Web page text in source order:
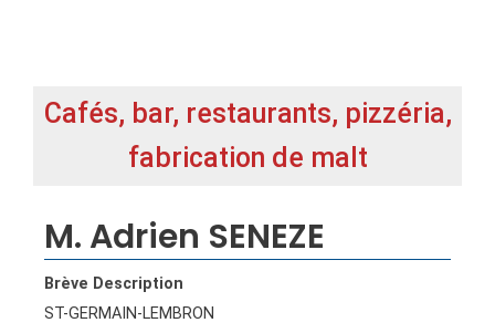
Cafés, bar, restaurants, pizzéria,
fabrication de malt
M. Adrien SENEZE
Brève Description
ST-GERMAIN-LEMBRON